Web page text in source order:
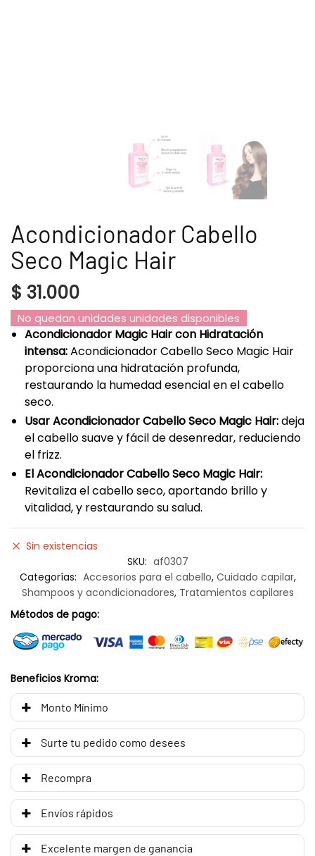
Acondicionador Cabello
Seco Magic Hair
$ 31.000
No quedan unidades unidades disponibles
Acondicionador Magic Hair con Hidratación
intensa:Acondicionador Cabello Seco Magic Hair
proporciona una hidratación profunda,
restaurando la humedad esencial en el cabello
seco.
Usar Acondicionador Cabello Seco Magic Hair:deja
el cabello suave y fácil de desenredar, reduciendo
el frizz.
El Acondicionador Cabello Seco Magic Hair:
Revitaliza el cabello seco, aportando brillo y
vitalidad, y restaurando su salud.
Sin existencias
SKU: af0307
Categorías: Accesorios para el cabello, Cuidado capilar,
Shampoos y acondicionadores, Tratamientos capilares
Métodos de pago:
Beneficios Kroma:
Monto Mínimo
Surte tu pedido como desees
Recompra
Envíos rápidos
Excelente margen de ganancia